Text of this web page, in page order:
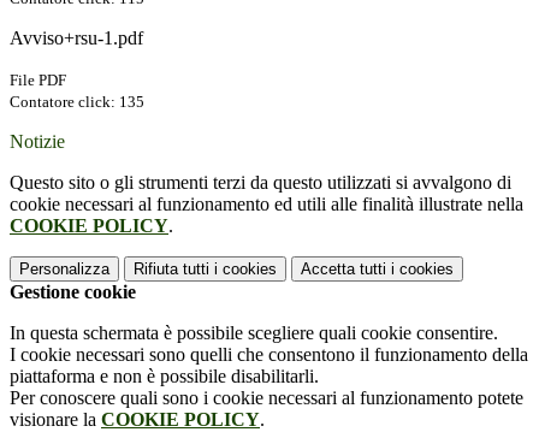
Avviso+rsu-1.pdf
File PDF
Contatore click: 135
Notizie
Questo sito o gli strumenti terzi da questo utilizzati si avvalgono di
cookie necessari al funzionamento ed utili alle finalità illustrate nella
COOKIE POLICY.
Personalizza Rifiuta tutti i cookies Accetta tutti i cookies
Gestione cookie
In questa schermata è possibile scegliere quali cookie consentire.
I cookie necessari sono quelli che consentono il funzionamento della
piattaforma e non è possibile disabilitarli.
Per conoscere quali sono i cookie necessari al funzionamento potete
visionare la COOKIE POLICY.